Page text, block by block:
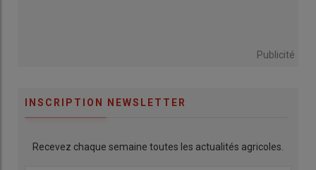
Publicité
INSCRIPTION NEWSLETTER
Recevez chaque semaine toutes les actualités agricoles.